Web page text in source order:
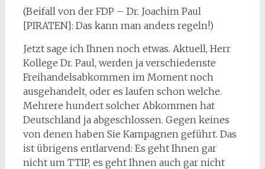
(Beifall von der FDP – Dr. Joachim Paul
[PIRATEN]: Das kann man anders regeln!)
Jetzt sage ich Ihnen noch etwas. Aktuell, Herr
Kollege Dr. Paul, werden ja verschiedenste
Freihandelsabkommen im Moment noch
ausgehandelt, oder es laufen schon welche.
Mehrere hundert solcher Abkommen hat
Deutschland ja abgeschlossen. Gegen keines
von denen haben Sie Kampagnen geführt. Das
ist übrigens entlarvend: Es geht Ihnen gar
nicht um TTIP, es geht Ihnen auch gar nicht